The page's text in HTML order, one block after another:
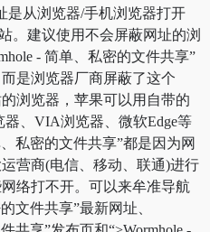
是从浏览器/手机浏览器打开
。建议使用不会屏蔽网址的浏
- 简单、私密的文件共享”
是浏览器厂商屏蔽了这个
浏览器，苹果可以用自带的
、VIA浏览器、微软Edge等
私密的文件共享”都是因为网
营商(电信、移动、联通)进行
络打不开。可以来牟准导航
文件共享”最新网址、